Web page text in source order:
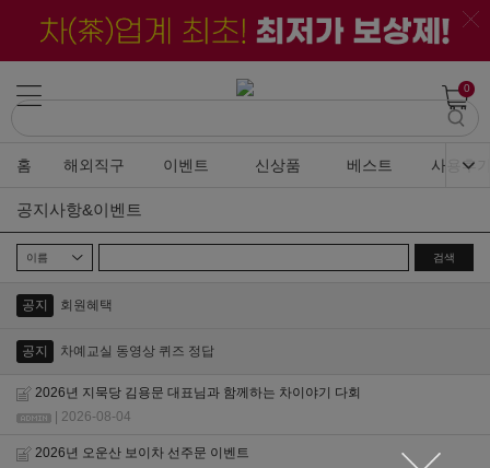
0
홈 해외직구 이벤트 신상품 베스트 사용후
공지사항&이벤트
검색
공지 회원혜택
공지 차예교실 동영상 퀴즈 정답
2026년 지묵당 김용문 대표님과 함께하는 차이야기 다회
| 2026-08-04
2026년 오운산 보이차 선주문 이벤트